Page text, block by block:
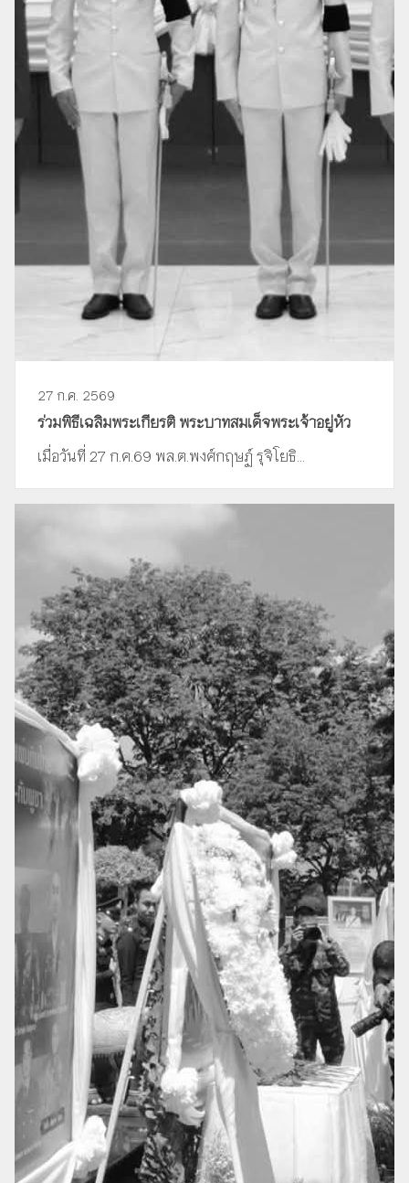
27 ก.ค. 2569
ร่วมพิธีเฉลิมพระเกียรติ พระบาทสมเด็จพระเจ้าอยู่หัว
เมื่อวันที่ 27 ก.ค.69 พล.ต.พงศ์กฤษฏ์ รุจิโยธิ...